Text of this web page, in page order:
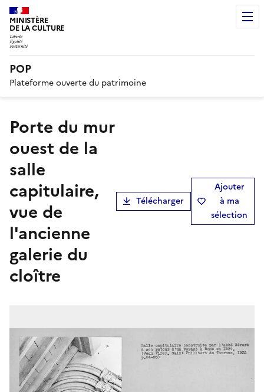
MINISTÈRE
DE LA CULTURE
POP
Plateforme ouverte du patrimoine
Porte du mur
ouest de la
salle
capitulaire,
vue de
l'ancienne
galerie du
cloître
Télécharger
Ajouter
à ma
sélection